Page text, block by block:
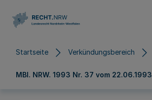
Startseite Verkündungsbereich
MBl. NRW. 1993 Nr. 37 vom 22.06.1993